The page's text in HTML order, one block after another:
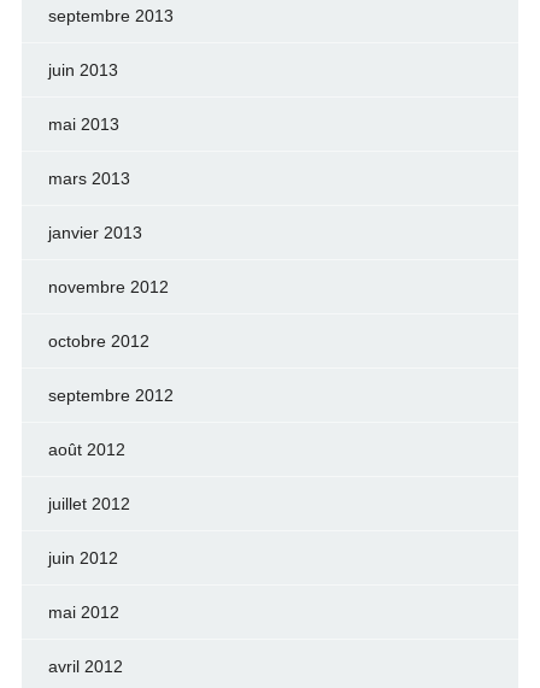
septembre 2013
juin 2013
mai 2013
mars 2013
janvier 2013
novembre 2012
octobre 2012
septembre 2012
août 2012
juillet 2012
juin 2012
mai 2012
avril 2012